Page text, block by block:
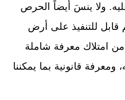
ولا ينسَ أيضاً الحرص
للتنفيذ على أرض
من امتلاك معرفة شاملة
ومعرفة قانونية بما يمكننا